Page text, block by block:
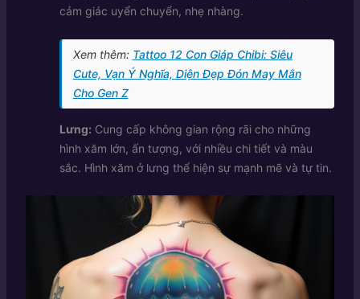
cảm giác uyển chuyển, nhẹ nhàng.
Xem thêm: Tattoo 12 Con Giáp Chibi: Siêu
Cute, Vạn Ý Nghĩa, Diện Đẹp Đón May Mắn
Cho Gen Z
Lưng: Cung cấp không gian rộng rãi cho những
hình xăm lớn, ấn tượng, với nhiều chi tiết và màu
sắc. Hình xăm ở lưng thể hiện sự mạnh mẽ và tự tin.